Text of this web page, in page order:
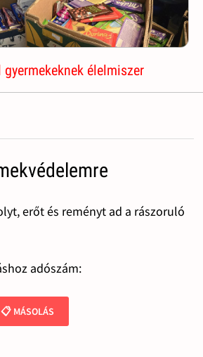
élelmiszer
erőt és reményt ad a rászoruló
adószám:
📋 MÁSOLÁS